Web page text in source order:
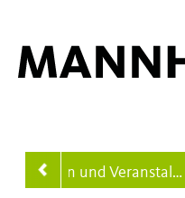
und Veranstaltungen aus der Stadtgesellschaft